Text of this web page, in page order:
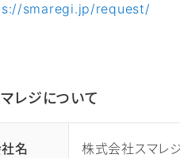
smaregi.jp/request/
マレジにつ
名 株式会社スマレ